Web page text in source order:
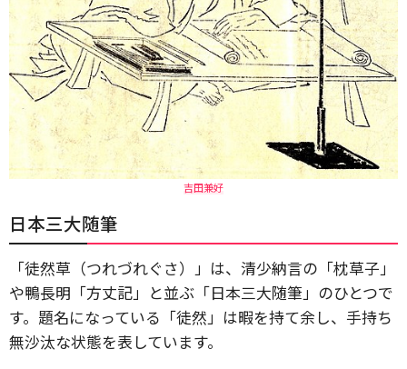
吉田兼好
日本三大随筆
「徒然草（つれづれぐさ）」は、清少納言の「枕草子」
や鴨長明「方丈記」と並ぶ「日本三大随筆」のひとつで
す。題名になっている「徒然」は暇を持て余し、手持ち
無沙汰な状態を表しています。